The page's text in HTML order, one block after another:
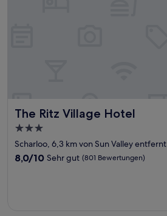
The Ritz Village Hotel
The Ritz Village Hotel
3.0-
Sterne-
Unterkunft
Scharloo, 6,3 km von Sun Valley entfernt
8.0
8,0/10 Sehr gut (801 Bewertungen)